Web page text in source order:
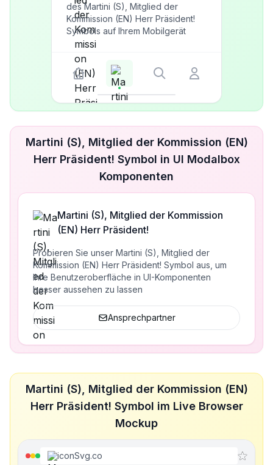
des Martini (S), Mitglied der
Kommission (EN) Herr Präsident!
Symbols auf Ihrem Mobilgerät
Martini (S), Mitglied der Kommission (EN)
Herr Präsident! Symbol in UI Modalbox
Komponenten
Martini (S), Mitglied der Kommission
(EN) Herr Präsident!
Probieren Sie unser Martini (S), Mitglied der
Kommission (EN) Herr Präsident! Symbol aus, um
Ihre Benutzeroberfläche in UI-Komponenten
besser aussehen zu lassen
Ansprechpartner
Martini (S), Mitglied der Kommission (EN)
Herr Präsident! Symbol im Live Browser
Mockup
iconSvg.co